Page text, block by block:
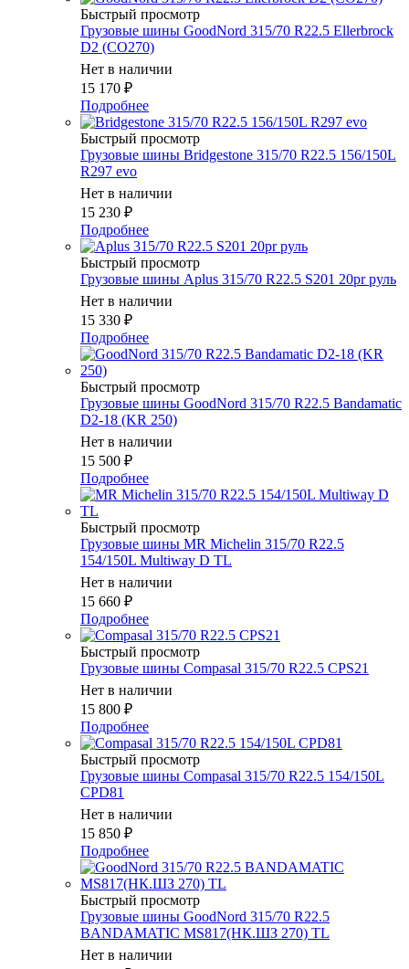
Быстрый просмотр
Грузовые шины GoodNord 315/70 R22.5 Ellerbrock
D2 (CO270)
Нет в наличии
15 170 ₽
Подробнее
Быстрый просмотр
Грузовые шины Bridgestone 315/70 R22.5 156/150L
R297 evo
Нет в наличии
15 230 ₽
Подробнее
Быстрый просмотр
Грузовые шины Aplus 315/70 R22.5 S201 20pr руль
Нет в наличии
15 330 ₽
Подробнее
Быстрый просмотр
Грузовые шины GoodNord 315/70 R22.5 Bandamatic
D2-18 (KR 250)
Нет в наличии
15 500 ₽
Подробнее
Быстрый просмотр
Грузовые шины MR Michelin 315/70 R22.5
154/150L Multiway D TL
Нет в наличии
15 660 ₽
Подробнее
Быстрый просмотр
Грузовые шины Compasal 315/70 R22.5 CPS21
Нет в наличии
15 800 ₽
Подробнее
Быстрый просмотр
Грузовые шины Compasal 315/70 R22.5 154/150L
CPD81
Нет в наличии
15 850 ₽
Подробнее
Быстрый просмотр
Грузовые шины GoodNord 315/70 R22.5
BANDAMATIC MS817(НК.ШЗ 270) TL
Нет в наличии